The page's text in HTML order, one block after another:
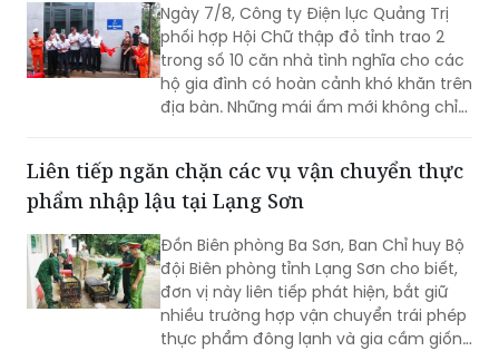
Ngày 7/8, Công ty Điện lực Quảng Trị
phối hợp Hội Chữ thập đỏ tỉnh trao 2
trong số 10 căn nhà tình nghĩa cho các
hộ gia đình có hoàn cảnh khó khăn trên
địa bàn. Những mái ấm mới không chỉ
giá trị nhân văn từ các hoạt động an
sinh xã hội của ngành Điện.
Liên tiếp ngăn chặn các vụ vận chuyển thực
phẩm nhập lậu tại Lạng Sơn
Đồn Biên phòng Ba Sơn, Ban Chỉ huy Bộ
đội Biên phòng tỉnh Lạng Sơn cho biết,
đơn vị này liên tiếp phát hiện, bắt giữ
nhiều trường hợp vận chuyển trái phép
thực phẩm đông lạnh và gia cầm giống